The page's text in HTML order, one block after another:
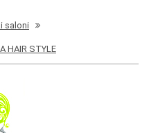
saloni
HAIR STYLE